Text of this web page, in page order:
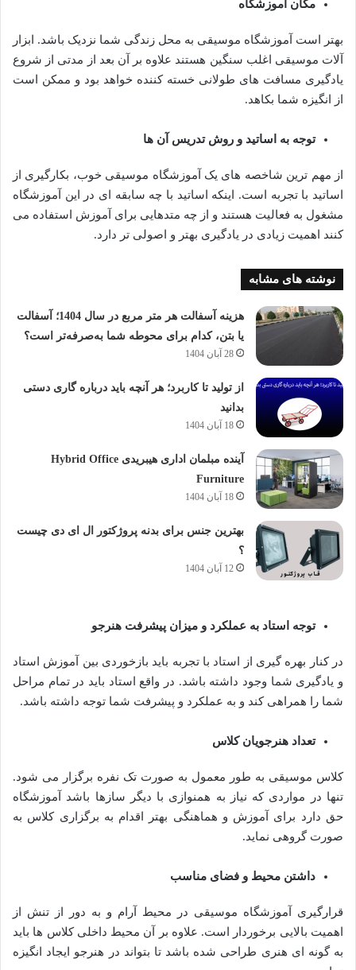
مکان آموزشگاه
بهتر است آموزشگاه موسیقی به محل زندگی شما نزدیک باشد. ابزار
آلات موسیقی اغلب سنگین هستند علاوه بر آن بعد از مدتی از شروع
یادگیری مسافت های طولانی خسته کننده خواهد بود و ممکن است
از انگیزه شما بکاهد.
توجه به اساتید و روش تدریس آن ها
از مهم ترین شاخصه های یک آموزشگاه موسیقی خوب، بکارگیری از
اساتید با تجربه است. اینکه اساتید با چه سابقه ای در این آموزشگاه
مشغول به فعالیت هستند و از چه متدهایی برای آموزش استفاده می
کنند اهمیت زیادی در یادگیری بهتر و اصولی تر دارد.
نوشته های مشابه
هزینه آسفالت هر متر مربع در سال 1404؛ آسفالت
یا بتن، کدام برای محوطه شما به‌صرفه‌تر است؟
28 آبان 1404
از تولید تا کاربرد؛ هر آنچه باید درباره گاری دستی
بدانید
18 آبان 1404
آینده مبلمان اداری هیبریدی Hybrid Office
Furniture
18 آبان 1404
بهترین جنس برای بدنه پروژکتور ال ای دی چیست
؟
12 آبان 1404
توجه استاد به عملکرد و میزان پیشرفت هنرجو
در کنار بهره گیری از استاد با تجربه باید بازخوردی بین آموزش استاد
و یادگیری شما وجود داشته باشد. در واقع استاد باید در تمام مراحل
شما را همراهی کند و به عملکرد و پیشرفت شما توجه داشته باشد.
تعداد هنرجویان کلاس
کلاس موسیقی به طور معمول به صورت تک نفره برگزار می شود.
تنها در مواردی که نیاز به همنوازی با دیگر سازها باشد آموزشگاه
حق دارد برای آموزش و هماهنگی بهتر اقدام به برگزاری کلاس به
صورت گروهی نماید.
داشتن محیط و فضای مناسب
قرارگیری آموزشگاه موسیقی در محیط آرام و به دور از تنش از
اهمیت بالایی برخوردار است. علاوه بر آن محیط داخلی کلاس ها باید
به گونه ای هنری طراحی شده باشد تا بتواند در هنرجو ایجاد انگیزه